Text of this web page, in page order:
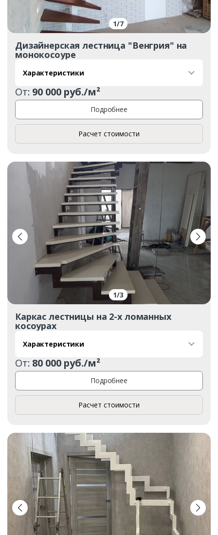
1/7
Дизайнерская лестница "Венгрия" на
монокосоуре
Характеристики
От: 90 000 руб./м²
Подробнее
Расчет стоимости
1/3
Каркас лестницы на 2-х ломанных
косоурах
Характеристики
От: 80 000 руб./м²
Подробнее
Расчет стоимости